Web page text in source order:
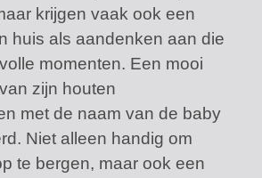
krijgen vaak ook een
huis als aandenken aan die
momenten. Een mooi
zijn houten
met de naam van de baby
Niet alleen handig om
te bergen, maar ook een